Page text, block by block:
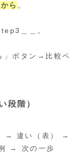
ら 。
＿＿。
」ボタン→比較ペ
段階）
→ 違い（表） →
→ 次の一歩